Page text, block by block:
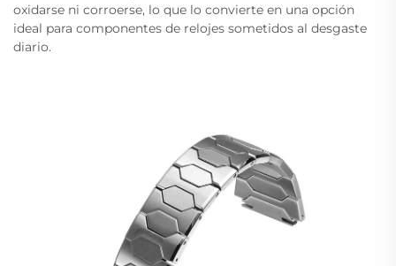
oxidarse ni corroerse, lo que lo convierte en una opción
ideal para componentes de relojes sometidos al desgaste
diario.